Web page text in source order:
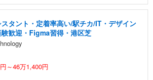
タント・定着率高い/駅チカ/IT・デザイン
歓迎・Figma習得・港区芝
～46万1,400円